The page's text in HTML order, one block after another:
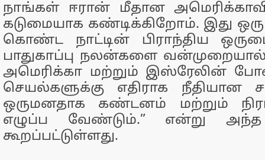
நாங்கள் ஈரான் மீதான
கடுமையாக கண்டிக்கிறோம். இது
கொண்ட நாட்டின் பிராந்திய
பாதுகாப்பு நலன்களை வன்முறையால்
அமெரிக்கா மற்றும் இஸ்ரேலின்
செயல்களுக்கு எதிராக நீதியான
ஒருமனதாக கண்டனம் மற்றும்
எழுப்ப வேண்டும்.” என்று
கூறப்பட்டுள்ளது.